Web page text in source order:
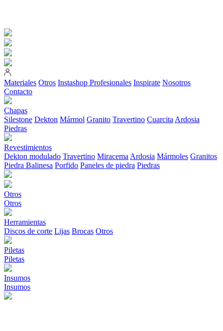
Materiales Otros Instashop Profesionales Inspirate Nosotros
Contacto
Chapas
Silestone Dekton Mármol Granito Travertino Cuarcita Ardosia
Piedras
Revestimientos
Dekton modulado Travertino Miracema Ardosia Mármoles Granitos
Piedra Balinesa Porfido Paneles de piedra Piedras
Otros
Otros
Herramientas
Discos de corte Lijas Brocas Otros
Piletas
Piletas
Insumos
Insumos